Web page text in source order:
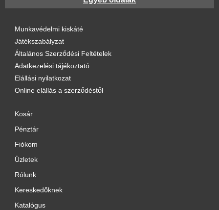
Europrotection szemüvegek
Hegesztőszemüvegek
Lux Optical® szemüvegek
Portwest védőszemüvegek
Vegyszerálló szemüvegek
Ár szerinti szűrés
Ár:70 Ft—
Méret szerinti szűrés
Munkavédelmi kiskáté
Játékszabályzat
Általános Szerződési Feltételek
Adatkezelési tájékoztató
Elállási nyilatkozat
Online elállás a szerződéstől
Kosár
Pénztár
Fiókom
Üzletek
Rólunk
Kereskedőknek
Katalógus